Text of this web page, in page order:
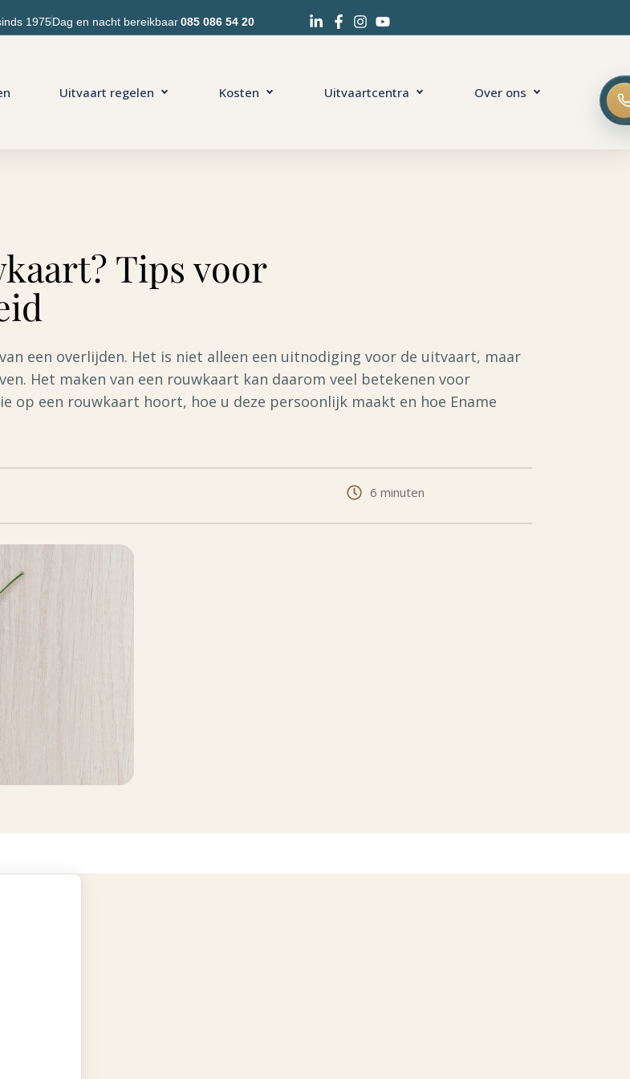
1975Dag en nacht bereikbaar 085 086 54 20
Uitvaart regelen Kosten Uitvaartcentra Over ons
Tips voor
een overlijden. Het is niet alleen een uitnodiging voor de uitvaart, maar
Het maken van een rouwkaart kan daarom veel betekenen voor
op een rouwkaart hoort, hoe u deze persoonlijk maakt en hoe Ename
6 minuten